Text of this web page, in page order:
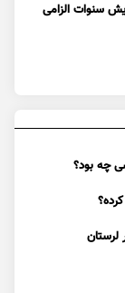
سنوات الزامی
چه بود؟